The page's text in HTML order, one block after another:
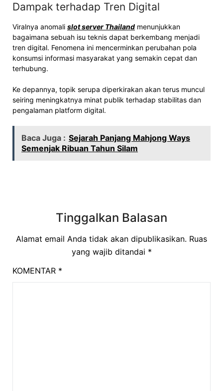
Dampak terhadap Tren Digital
Viralnya anomali slot server Thailand menunjukkan
bagaimana sebuah isu teknis dapat berkembang menjadi
tren digital. Fenomena ini mencerminkan perubahan pola
konsumsi informasi masyarakat yang semakin cepat dan
terhubung.
Ke depannya, topik serupa diperkirakan akan terus muncul
seiring meningkatnya minat publik terhadap stabilitas dan
pengalaman platform digital.
Baca Juga : Sejarah Panjang Mahjong Ways
Semenjak Ribuan Tahun Silam
Tinggalkan Balasan
Alamat email Anda tidak akan dipublikasikan. Ruas
yang wajib ditandai *
KOMENTAR *